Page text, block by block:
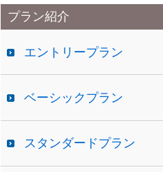
カ
イプラン紹介
エントリープラン
ベーシックプラン
スタンダードプラン